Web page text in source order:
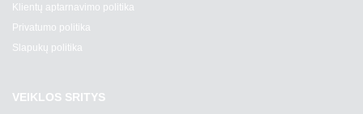
Klientų aptarnavimo politika
Privatumo politika
Slapukų politika
VEIKLOS SRITYS